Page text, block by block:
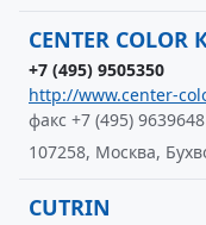
CENTER
+7 (495) 9505350
http://www.center-
факс +7 (495) 9639648
107258, Москва,
CUTRIN